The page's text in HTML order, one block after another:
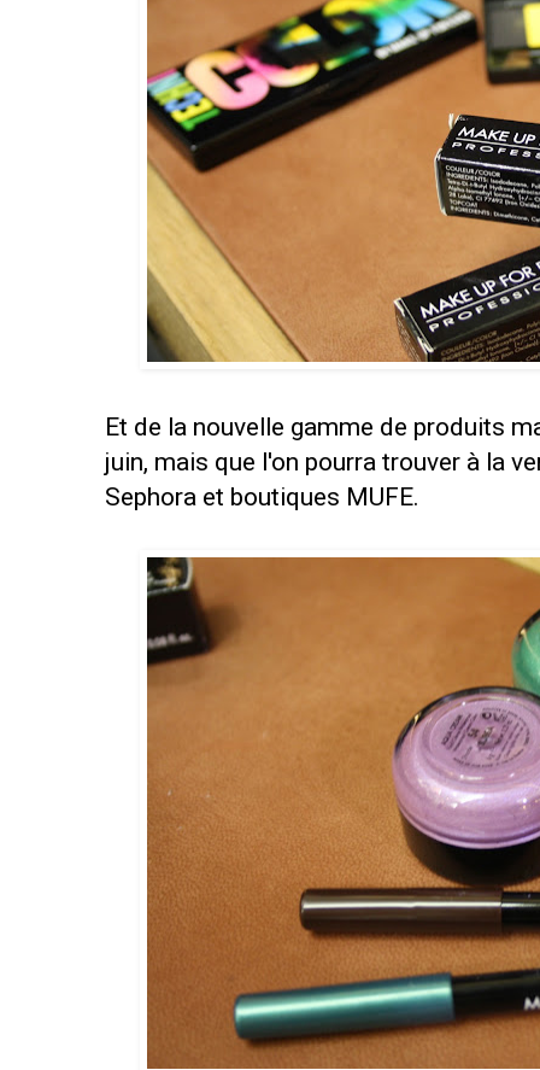
Et de la nouvelle gamme de produits
juin, mais que l'on pourra trouver à la
Sephora et boutiques MUFE.